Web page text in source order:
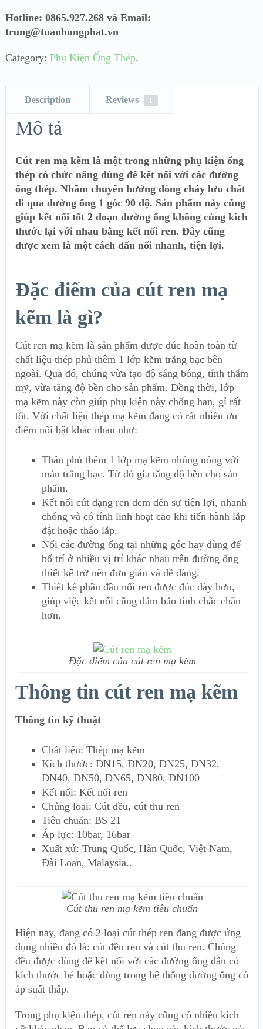
Hotline: 0865.927.268 và Email:
trung@tuanhungphat.vn
Category: Phụ Kiện Ống Thép.
Description Reviews 1
Mô tả
Cút ren mạ kẽm là một trong những phụ kiện ống
thép có chức năng dùng để kết nối với các đường
ống thép. Nhằm chuyển hướng dòng chảy lưu chất
đi qua đường ống 1 góc 90 độ. Sản phẩm này cũng
giúp kết nối tốt 2 đoạn đường ống không cùng kích
thước lại với nhau bằng kết nối ren. Đây cũng
được xem là một cách đấu nối nhanh, tiện lợi.
Đặc điểm của cút ren mạ
kẽm là gì?
Cút ren mạ kẽm là sản phẩm được đúc hoàn toàn từ
chất liệu thép phủ thêm 1 lớp kẽm trắng bạc bên
ngoài. Qua đó, chúng vừa tạo độ sáng bóng, tính thẩm
mỹ, vừa tăng độ bền cho sản phẩm. Đồng thời, lớp
mạ kẽm này còn giúp phụ kiện này chống han, gỉ rất
tốt. Với chất liệu thép mạ kẽm đang có rất nhiều ưu
điểm nổi bật khác nhau như:
Thân phủ thêm 1 lớp mạ kẽm nhúng nóng với
màu trắng bạc. Từ đó gia tăng độ bền cho sản
phẩm.
Kết nối cút dạng ren đem đến sự tiện lợi, nhanh
chóng và có tính linh hoạt cao khi tiến hành lắp
đặt hoặc tháo lắp.
Nối các đường ống tại những góc hay dùng để
bố trí ở nhiều vị trí khác nhau trên đường ống
thiết kế trở nên đơn giản và dễ dàng.
Thiết kế phần đầu nối ren được đúc dày hơn,
giúp việc kết nối cũng đảm bảo tính chắc chắn
hơn.
Đặc điểm của cút ren mạ kẽm
Thông tin cút ren mạ kẽm
Thông tin kỹ thuật
Chất liệu: Thép mạ kẽm
Kích thước: DN15, DN20, DN25, DN32,
DN40, DN50, DN65, DN80, DN100
Kết nối: Kết nối ren
Chủng loại: Cút đều, cút thu ren
Tiêu chuẩn: BS 21
Áp lực: 10bar, 16bar
Xuất xứ: Trung Quốc, Hàn Quốc, Việt Nam,
Đài Loan, Malaysia..
Cút thu ren mạ kẽm tiêu chuẩn
Hiện nay, đang có 2 loại cút thép ren đang được ứng
dụng nhiều đó là: cút đều ren và cút thu ren. Chúng
đều được dùng để kết nối với các đường ống dẫn có
kích thước bé hoặc dùng trong hệ thống đường ống có
áp suất thấp.
Trong phụ kiện thép, cút ren này cũng có nhiều kích